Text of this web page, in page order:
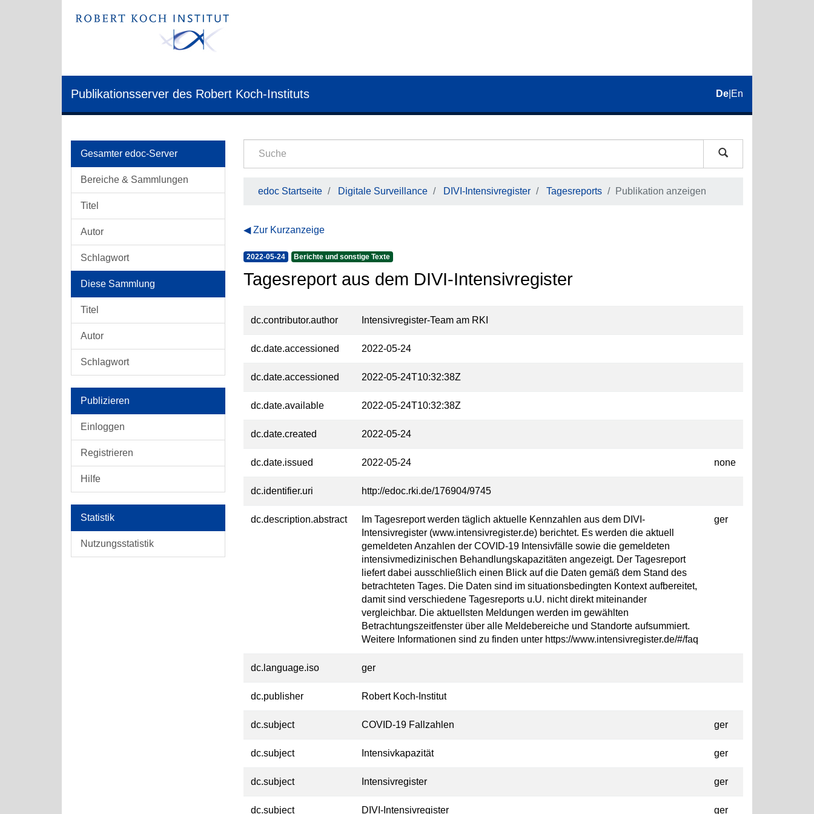
Publikationsserver des Robert Koch-Instituts De En
Gesamter edoc-Server
Bereiche & Sammlungen
Titel
Autor
Schlagwort
Diese Sammlung
Titel
Autor
Schlagwort
Publizieren
Einloggen
Registrieren
Hilfe
Statistik
Nutzungsstatistik
edoc Startseite Digitale Surveillance DIVI-Intensivregister Tagesreports Publikation anzeigen
Zur Kurzanzeige
2022-05-24 Berichte und sonstige Texte
Tagesreport aus dem DIVI-Intensivregister
dc.contributor.author Intensivregister-Team am RKI
dc.date.accessioned 2022-05-24
dc.date.accessioned 2022-05-24T10:32:38Z
dc.date.available 2022-05-24T10:32:38Z
dc.date.created 2022-05-24
dc.date.issued 2022-05-24 none
dc.identifier.uri http://edoc.rki.de/176904/9745
dc.description.abstract
Im Tagesreport werden täglich aktuelle Kennzahlen aus dem DIVI-
Intensivregister (www.intensivregister.de) berichtet. Es werden die aktuell
gemeldeten Anzahlen der COVID-19 Intensivfälle sowie die gemeldeten
intensivmedizinischen Behandlungskapazitäten angezeigt. Der Tagesreport
liefert dabei ausschließlich einen Blick auf die Daten gemäß dem Stand des
betrachteten Tages. Die Daten sind im situationsbedingten Kontext aufbereitet,
damit sind verschiedene Tagesreports u.U. nicht direkt miteinander
vergleichbar. Die aktuellsten Meldungen werden im gewählten
Betrachtungszeitfenster über alle Meldebereiche und Standorte aufsummiert.
Weitere Informationen sind zu finden unter https://www.intensivregister.de/#/faq
ger
dc.language.iso ger
dc.publisher Robert Koch-Institut
dc.subject COVID-19 Fallzahlen ger
dc.subject Intensivkapazität ger
dc.subject Intensivregister ger
dc.subject DIVI-Intensivregister ger